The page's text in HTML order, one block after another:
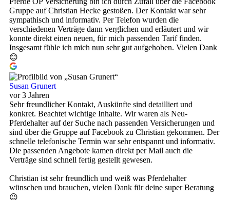
Gruppe auf Christian Hecke gestoßen. Der Kontakt war sehr
sympathisch und informativ. Per Telefon wurden die
verschiedenen Verträge dann verglichen und erläutert und wir
konnte direkt einen neuen, für mich passenden Tarif finden.
Insgesamt fühle ich mich nun sehr gut aufgehoben. Vielen Dank
😊
Susan Grunert
vor 3 Jahren
Sehr freundlicher Kontakt, Auskünfte sind detailliert und
konkret. Beachtet wichtige Inhalte. Wir waren als Neu-
Pferdehalter auf der Suche nach passenden Versicherungen und
sind über die Gruppe auf Facebook zu Christian gekommen. Der
schnelle telefonische Termin war sehr entspannt und informativ.
Die passenden Angebote kamen direkt per Mail auch die
Verträge sind schnell fertig gestellt gewesen.
Christian ist sehr freundlich und weiß was Pferdehalter
wünschen und brauchen, vielen Dank für deine super Beratung
😉